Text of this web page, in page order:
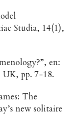
Studia, 14(1),
en:
UK, pp. 7-18.
The
new solitaire